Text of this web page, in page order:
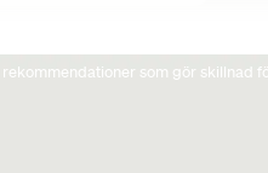
som gör skillnad